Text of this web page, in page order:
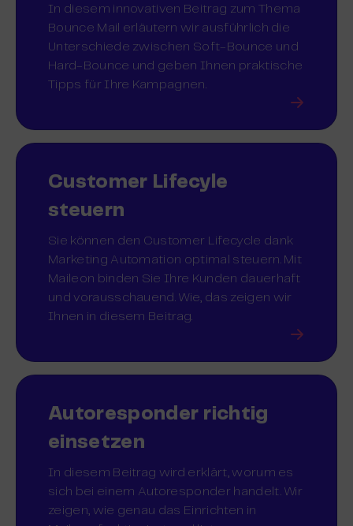
In diesem innovativen Beitrag zum Thema
Bounce Mail erläutern wir ausführlich die
Unterschiede zwischen Soft-Bounce und
Hard-Bounce und geben Ihnen praktische
Tipps für Ihre Kampagnen.
Customer Lifecyle
steuern
Sie können den Customer Lifecycle dank
Marketing Automation optimal steuern. Mit
Maileon binden Sie Ihre Kunden dauerhaft
und vorausschauend. Wie, das zeigen wir
Ihnen in diesem Beitrag.
Autoresponder richtig
einsetzen
In diesem Beitrag wird erklärt, worum es
sich bei einem Autoresponder handelt. Wir
zeigen, wie genau das Einrichten in